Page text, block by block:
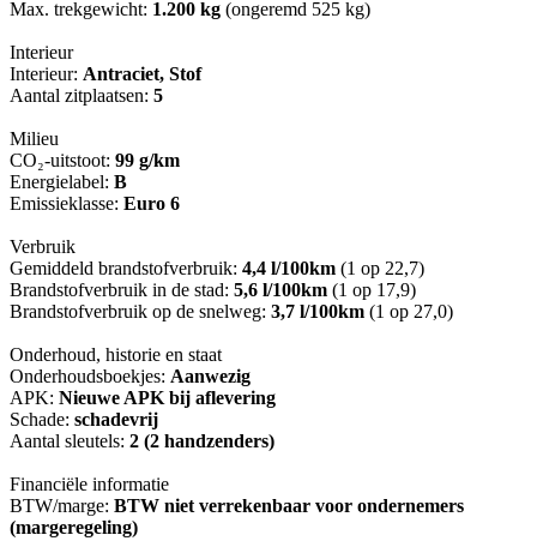
Max. trekgewicht: 1.200 kg (ongeremd 525 kg)
Interieur
Interieur: Antraciet, Stof
Aantal zitplaatsen: 5
Milieu
CO₂-uitstoot: 99 g/km
Energielabel: B
Emissieklasse: Euro 6
Verbruik
Gemiddeld brandstofverbruik: 4,4 l/100km (1 op 22,7)
Brandstofverbruik in de stad: 5,6 l/100km (1 op 17,9)
Brandstofverbruik op de snelweg: 3,7 l/100km (1 op 27,0)
Onderhoud, historie en staat
Onderhoudsboekjes: Aanwezig
APK: Nieuwe APK bij aflevering
Schade: schadevrij
Aantal sleutels: 2 (2 handzenders)
Financiële informatie
BTW/marge: BTW niet verrekenbaar voor ondernemers
(margeregeling)